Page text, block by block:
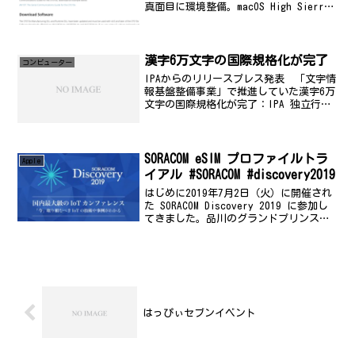
真面目に環境整備。macOS High Sierra
コンビューター 漢字6万文字の国際規格化が完了
IPAからのリリースプレス発表 「文字情
報基盤整備事業」で推進していた漢字6万
文字の国際規格化が完了：IPA 独立行政
ま...
Apple
SORACOM eSIM プロファイルトラ
イアル #SORACOM #discovery2019
はじめに2019年7月2日（火）に開催され
た SORACOM Discovery 2019 に参加し
てきました。品川の​グランドプリンスホ
はっぴぃセブンイベント